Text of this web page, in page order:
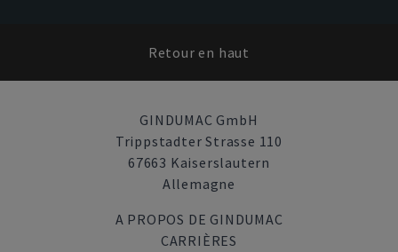
Retour en haut
GINDUMAC GmbH
Trippstadter Strasse 110
67663 Kaiserslautern
Allemagne
A PROPOS DE GINDUMAC
CARRIÈRES